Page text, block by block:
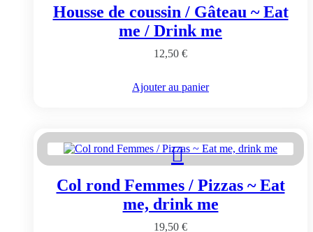
être
choisies
sur
la
produit
Housse de coussin / Gâteau ~ Eat
me / Drink me
12,50 €
Ajouter au panier
Col rond Femmes / Pizzas ~ Eat
me, drink me
19,50 €